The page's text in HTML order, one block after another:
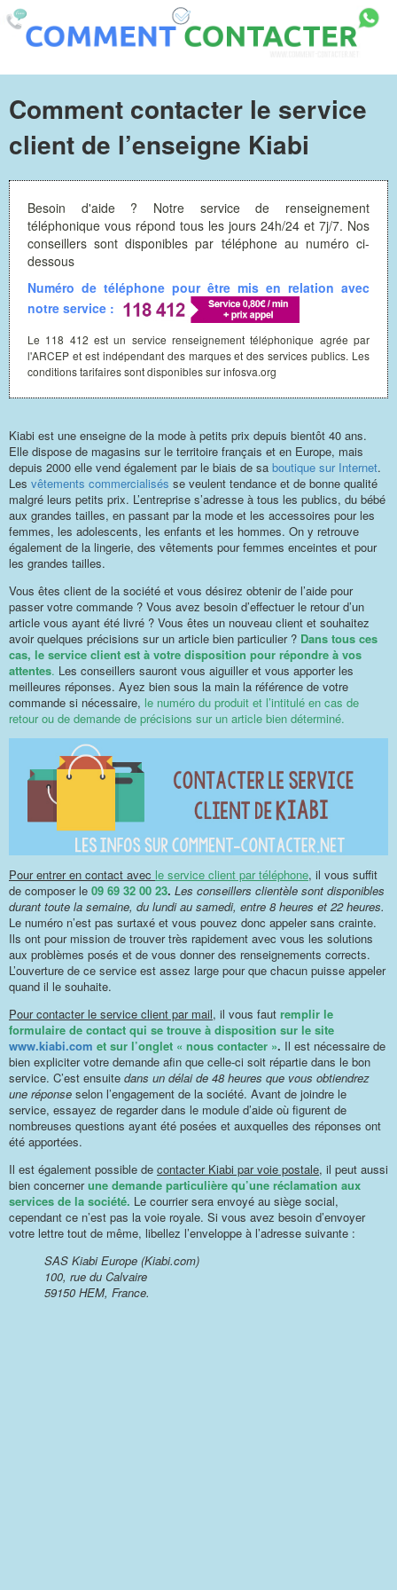
Comment contacter le service
client de l’enseigne Kiabi
Besoin d'aide ? Notre service de renseignement
téléphonique vous répond tous les jours 24h/24 et 7j/7. Nos
conseillers sont disponibles par téléphone au numéro ci-
dessous
Numéro de téléphone pour être mis en relation avec
notre service :
Le 118 412 est un service renseignement téléphonique agrée par
l'ARCEP et est indépendant des marques et des services publics. Les
conditions tarifaires sont disponibles sur infosva.org
Kiabi est une enseigne de la mode à petits prix depuis bientôt 40 ans.
Elle dispose de magasins sur le territoire français et en Europe, mais
depuis 2000 elle vend également par le biais de sa boutique sur Internet.
Les vêtements commercialisés se veulent tendance et de bonne qualité
malgré leurs petits prix. L’entreprise s’adresse à tous les publics, du bébé
aux grandes tailles, en passant par la mode et les accessoires pour les
femmes, les adolescents, les enfants et les hommes. On y retrouve
également de la lingerie, des vêtements pour femmes enceintes et pour
les grandes tailles.
Vous êtes client de la société et vous désirez obtenir de l’aide pour
passer votre commande ? Vous avez besoin d’effectuer le retour d’un
article vous ayant été livré ? Vous êtes un nouveau client et souhaitez
avoir quelques précisions sur un article bien particulier ? Dans tous ces
cas, le service client est à votre disposition pour répondre à vos
attentes. Les conseillers sauront vous aiguiller et vous apporter les
meilleures réponses. Ayez bien sous la main la référence de votre
commande si nécessaire, le numéro du produit et l’intitulé en cas de
retour ou de demande de précisions sur un article bien déterminé.
Pour entrer en contact avec le service client par téléphone, il vous suffit
de composer le 09 69 32 00 23. Les conseillers clientèle sont disponibles
durant toute la semaine, du lundi au samedi, entre 8 heures et 22 heures.
Le numéro n’est pas surtaxé et vous pouvez donc appeler sans crainte.
Ils ont pour mission de trouver très rapidement avec vous les solutions
aux problèmes posés et de vous donner des renseignements corrects.
L’ouverture de ce service est assez large pour que chacun puisse appeler
quand il le souhaite.
Pour contacter le service client par mail, il vous faut remplir le
formulaire de contact qui se trouve à disposition sur le site
www.kiabi.com et sur l’onglet « nous contacter ». Il est nécessaire de
bien expliciter votre demande afin que celle-ci soit répartie dans le bon
service. C’est ensuite dans un délai de 48 heures que vous obtiendrez
une réponse selon l’engagement de la société. Avant de joindre le
service, essayez de regarder dans le module d’aide où figurent de
nombreuses questions ayant été posées et auxquelles des réponses ont
été apportées.
Il est également possible de contacter Kiabi par voie postale, il peut aussi
bien concernerune demande particulière qu’une réclamation aux
services de la société. Le courrier sera envoyé au siège social,
cependant ce n’est pas la voie royale. Si vous avez besoin d’envoyer
votre lettre tout de même, libellez l’enveloppe à l’adresse suivante :
SAS Kiabi Europe (Kiabi.com)
100, rue du Calvaire
59150 HEM, France.